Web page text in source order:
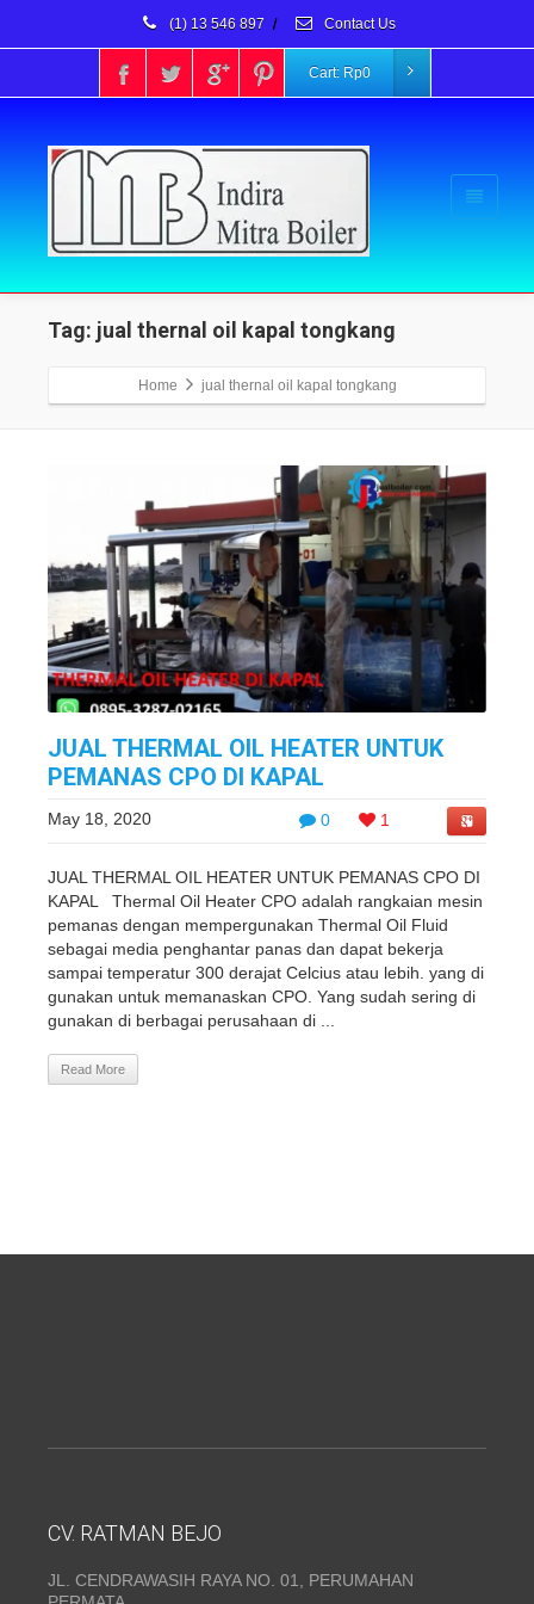
(1) 13 546 897 / Contact Us
Cart: Rp0
Tag: jual thernal oil kapal tongkang
Home jual thernal oil kapal tongkang
JUAL THERMAL OIL HEATER UNTUK
PEMANAS CPO DI KAPAL
0 1
May 18, 2020
JUAL THERMAL OIL HEATER UNTUK PEMANAS CPO DI
KAPAL Thermal Oil Heater CPO adalah rangkaian mesin
pemanas dengan mempergunakan Thermal Oil Fluid
sebagai media penghantar panas dan dapat bekerja
sampai temperatur 300 derajat Celcius atau lebih. yang di
gunakan untuk memanaskan CPO. Yang sudah sering di
gunakan di berbagai perusahaan di ...
Read More
CV. RATMAN BEJO
JL. CENDRAWASIH RAYA NO. 01, PERUMAHAN